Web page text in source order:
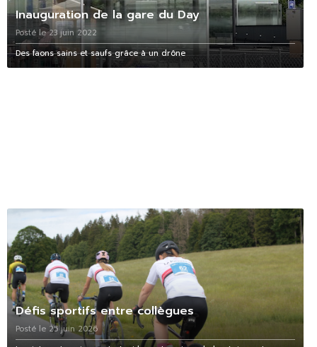
Inauguration de la gare du Day
Posté le 23 juin 2022
Des faons sains et saufs grâce à un drône
Défis sportifs entre collègues
Posté le 25 juin 2026